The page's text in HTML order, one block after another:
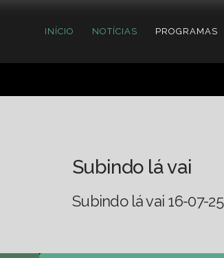
INÍCIO NOTÍCIAS PROGRAMAS
Subindo lá vai
Subindo lá vai 16-07-25